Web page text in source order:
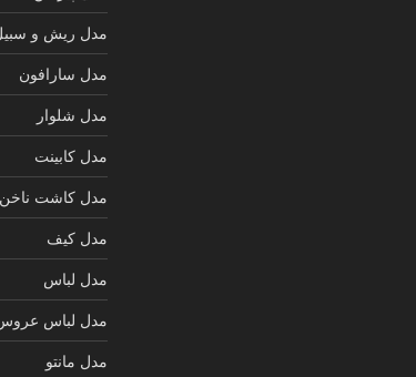
مدل ریش و
مدل سارافون
مدل شلوار
مدل کابینت
مدل کاشت ناخن
مدل کیف
مدل لباس
مدل لباس
مدل مانتو